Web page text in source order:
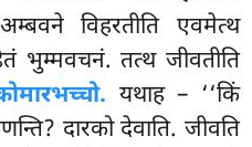
विहरतीति एवमेत्थ
भुम्मवचनं. तत्थ जीवतीति
यथाह – ‘‘किं
दारको देवाति. जीवति